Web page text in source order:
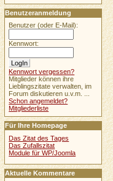
Benutzeranmeldung
Benutzer (oder E-Mail):
Kennwort:
Kennwort vergessen?
Mitglieder können ihre
Lieblingszitate verwalten, im
Forum diskutieren u.v.m. ...
Schon angemeldet?
Mitgliederliste
Für Ihre Homepage
Das Zitat des Tages
Das Zufallszitat
Module für WP/Joomla
Aktuelle Kommentare